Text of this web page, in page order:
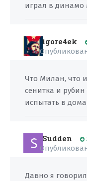
играл в динамо
igore4ek
Что Милан, что
сенитка и
испытать в
Sudden
Давно я